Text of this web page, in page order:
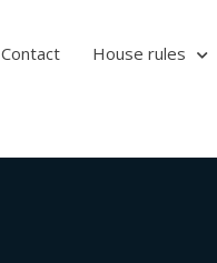
Contact House rules